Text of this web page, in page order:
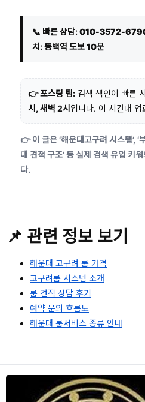
📞 빠른 상담:010-3572-
치:동백역 도보 10분
👉 포스팅 팁: 검색 색인이 빠른
시, 새벽 2시 입니다. 이 시간대
👉 이 글은 ‘해운대고구려 시스템’, ‘
대 견적 구조’ 등 실제 검색 유입 키
다.
📌 관련 정보 보기
해운대 고구려 룸 가격
고구려룸 시스템 소개
룸 견적 상담 후기
예약 문의 흐름도
해운대 룸서비스 종류 안내